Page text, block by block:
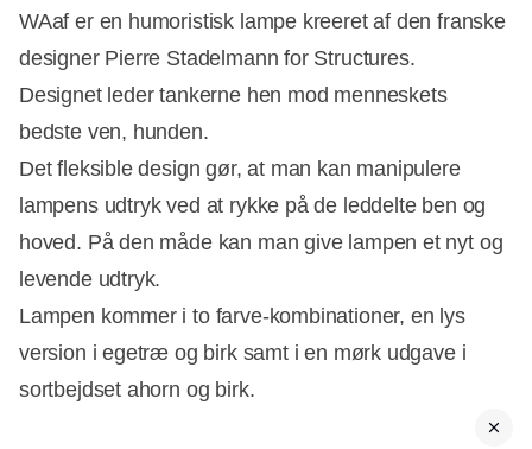
WAaf er en humoristisk lampe kreeret af den franske
designer Pierre Stadelmann for Structures.
Designet leder tankerne hen mod menneskets
bedste ven, hunden.
Det fleksible design gør, at man kan manipulere
lampens udtryk ved at rykke på de leddelte ben og
hoved. På den måde kan man give lampen et nyt og
levende udtryk.
Lampen kommer i to farve-kombinationer, en lys
version i egetræ og birk samt i en mørk udgave i
sortbejdset ahorn og birk.